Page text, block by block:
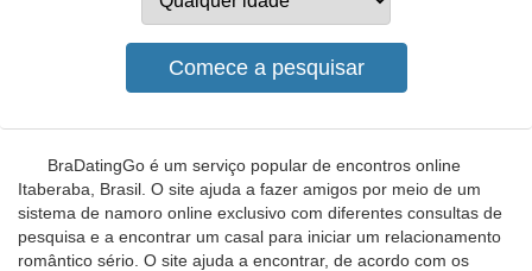
BraDatingGo é um serviço popular de encontros online
Itaberaba, Brasil. O site ajuda a fazer amigos por meio de um
sistema de namoro online exclusivo com diferentes consultas de
pesquisa e a encontrar um casal para iniciar um relacionamento
romântico sério. O site ajuda a encontrar, de acordo com os